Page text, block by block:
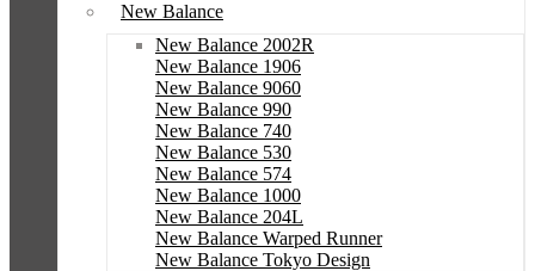
New Balance
New Balance 2002R
New Balance 1906
New Balance 9060
New Balance 990
New Balance 740
New Balance 530
New Balance 574
New Balance 1000
New Balance 204L
New Balance Warped Runner
New Balance Tokyo Design